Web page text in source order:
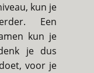
kun je
Een
kun je
je dus
voor je